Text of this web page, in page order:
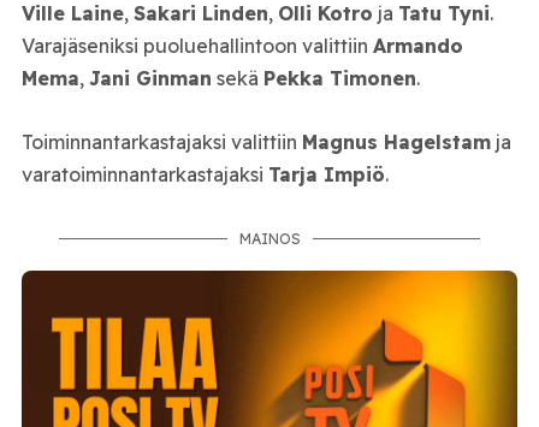
Ville Laine, Sakari Linden, Olli Kotro ja Tatu Tyni.
Varajäseniksi puoluehallintoon valittiin Armando
Mema, Jani Ginman sekä Pekka Timonen.
Toiminnantarkastajaksi valittiin Magnus Hagelstamja
varatoiminnantarkastajaksi Tarja Impiö.
MAINOS